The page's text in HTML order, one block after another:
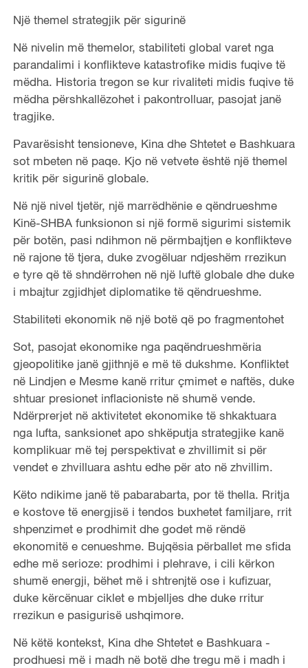
Një themel strategjik për sigurinë
Në nivelin më themelor, stabiliteti global varet nga
parandalimi i konflikteve katastrofike midis fuqive të
mëdha. Historia tregon se kur rivaliteti midis fuqive të
mëdha përshkallëzohet i pakontrolluar, pasojat janë
tragjike.
Pavarësisht tensioneve, Kina dhe Shtetet e Bashkuara
sot mbeten në paqe. Kjo në vetvete është një themel
kritik për sigurinë globale.
Në një nivel tjetër, një marrëdhënie e qëndrueshme
Kinë-SHBA funksionon si një formë sigurimi sistemik
për botën, pasi ndihmon në përmbajtjen e konflikteve
në rajone të tjera, duke zvogëluar ndjeshëm rrezikun
e tyre që të shndërrohen në një luftë globale dhe duke
i mbajtur zgjidhjet diplomatike të qëndrueshme.
Stabiliteti ekonomik në një botë që po fragmentohet
Sot, pasojat ekonomike nga paqëndrueshmëria
gjeopolitike janë gjithnjë e më të dukshme. Konfliktet
në Lindjen e Mesme kanë rritur çmimet e naftës, duke
shtuar presionet inflacioniste në shumë vende.
Ndërprerjet në aktivitetet ekonomike të shkaktuara
nga lufta, sanksionet apo shkëputja strategjike kanë
komplikuar më tej perspektivat e zhvillimit si për
vendet e zhvilluara ashtu edhe për ato në zhvillim.
Këto ndikime janë të pabarabarta, por të thella. Rritja
e kostove të energjisë i tendos buxhetet familjare, rrit
shpenzimet e prodhimit dhe godet më rëndë
ekonomitë e cenueshme. Bujqësia përballet me sfida
edhe më serioze: prodhimi i plehrave, i cili kërkon
shumë energji, bëhet më i shtrenjtë ose i kufizuar,
duke kërcënuar ciklet e mbjelljes dhe duke rritur
rrezikun e pasigurisë ushqimore.
Në këtë kontekst, Kina dhe Shtetet e Bashkuara -
prodhuesi më i madh në botë dhe tregu më i madh i